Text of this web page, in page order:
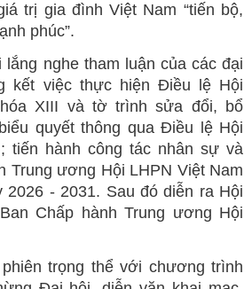
trị gia đình Việt Nam “tiến bộ,
phúc”.
nghe tham luận của các đại
kết việc thực hiện Điều lệ Hội
XIII và tờ trình sửa đổi, bổ
quyết thông qua Điều lệ Hội
tiến hành công tác nhân sự và
Trung ương Hội LHPN Việt Nam
2026 - 2031. Sau đó diễn ra Hội
Chấp hành Trung ương Hội
trọng thể với chương trình